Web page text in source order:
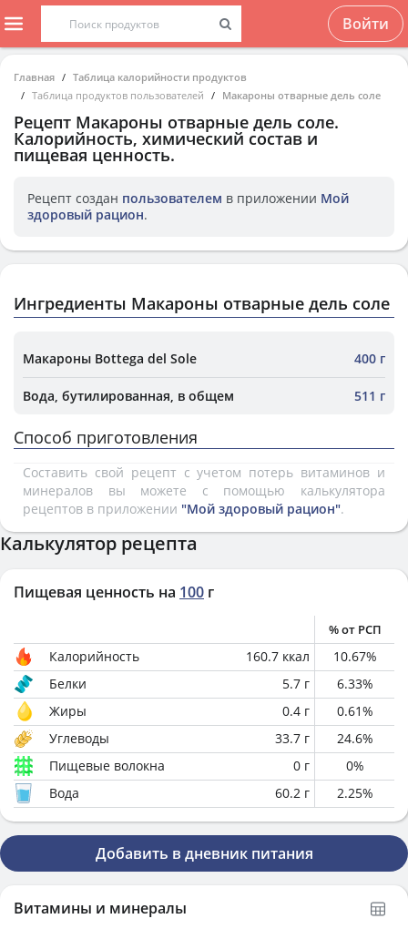
Войти
Главная
Таблица калорийности продуктов
Таблица продуктов пользователей
Макароны отварные дель соле
Рецепт Макароны отварные дель соле.
Калорийность, химический состав и
пищевая ценность.
Рецепт создан пользователем в приложении Мой
здоровый рацион.
Ингредиенты Макароны отварные дель соле
Макароны Bottega del Sole 400 г
Вода, бутилированная, в общем 511 г
Способ приготовления
Составить свой рецепт с учетом потерь витаминов и
минералов вы можете с помощью калькулятора
рецептов в приложении "Мой здоровый рацион".
Калькулятор рецепта
Пищевая ценность на 100 г
% от РСП
Калорийность 160.7 ккал 10.67%
Белки
5.7 г 6.33%
Жиры
0.4 г 0.61%
Углеводы
33.7 г 24.6%
Пищевые волокна
0 г 0%
Вода
60.2 г 2.25%
Добавить в дневник питания
Витамины и минералы